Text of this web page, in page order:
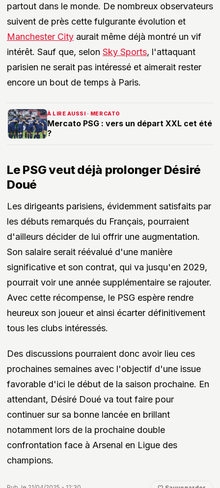
partout dans le monde. De nombreux observateurs
suivent de près cette fulgurante évolution et
Manchester City aurait même déjà montré un vif
intérêt. Sauf que, selon Sky Sports, l'attaquant
parisien ne serait pas intéressé et aimerait rester
encore un bout de temps à Paris.
À LIRE AUSSI · MERCATO
Mercato PSG : vers un départ XXL cet été
?
Le PSG veut déjà prolonger Désiré
Doué
Les dirigeants parisiens, évidemment satisfaits par
les débuts remarqués du Français, pourraient
d'ailleurs décider de lui offrir une augmentation.
Son salaire serait réévalué d'une manière
significative et son contrat, qui va jusqu'en 2029,
pourrait voir une année supplémentaire se rajouter.
Avec cette récompense, le PSG espère rendre
heureux son joueur et ainsi écarter définitivement
tous les clubs intéressés.
Des discussions pourraient donc avoir lieu ces
prochaines semaines avec l'objectif d'une issue
favorable d'ici le début de la saison prochaine. En
attendant, Désiré Doué va tout faire pour
continuer sur sa bonne lancée en brillant
notamment lors de la prochaine double
confrontation face à Arsenal en Ligue des
champions.